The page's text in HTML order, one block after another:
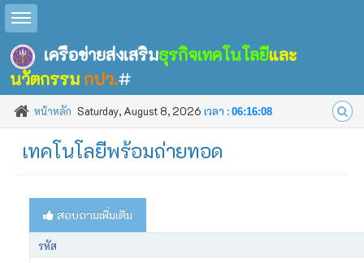
Toggle sidebar
เครือข่ายส่งเสริมธุรกิจเทคโนโลยีและ
นวัตกรรมกปว.#
หน้าหลัก Saturday, August 8, 2026 เวลา : 06:16:08
เทคโนโลยีพร้อมถ่ายทอด
สอบถามเพิ่มเติม
รหัส